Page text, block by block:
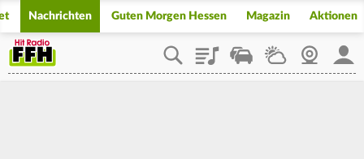
Nachrichten Guten Morgen Hessen Magazin Aktionen
PlaylistStaupilotWetterWebcam